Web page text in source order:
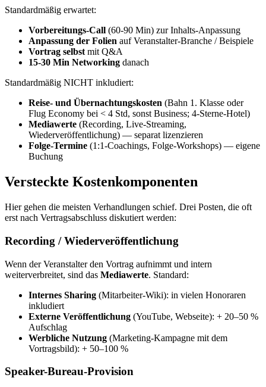
Standardmäßig erwartet:
Vorbereitungs-Call (60-90 Min) zur Inhalts-Anpassung
Anpassung der Folien auf Veranstalter-Branche / Beispiele
Vortrag selbst mit Q&A
15-30 Min Networking danach
Standardmäßig NICHT inkludiert:
Reise- und Übernachtungskosten (Bahn 1. Klasse oder
Flug Economy bei < 4 Std, sonst Business; 4-Sterne-Hotel)
Mediawerte (Recording, Live-Streaming,
Wiederveröffentlichung) — separat lizenzieren
Folge-Termine (1:1-Coachings, Folge-Workshops) — eigene
Buchung
Versteckte Kostenkomponenten
Hier gehen die meisten Verhandlungen schief. Drei Posten, die oft
erst nach Vertragsabschluss diskutiert werden:
Recording / Wiederveröffentlichung
Wenn der Veranstalter den Vortrag aufnimmt und intern
weiterverbreitet, sind das Mediawerte. Standard:
Internes Sharing (Mitarbeiter-Wiki): in vielen Honoraren
inkludiert
Externe Veröffentlichung (YouTube, Webseite): + 20–50 %
Aufschlag
Werbliche Nutzung (Marketing-Kampagne mit dem
Vortragsbild): + 50–100 %
Speaker-Bureau-Provision